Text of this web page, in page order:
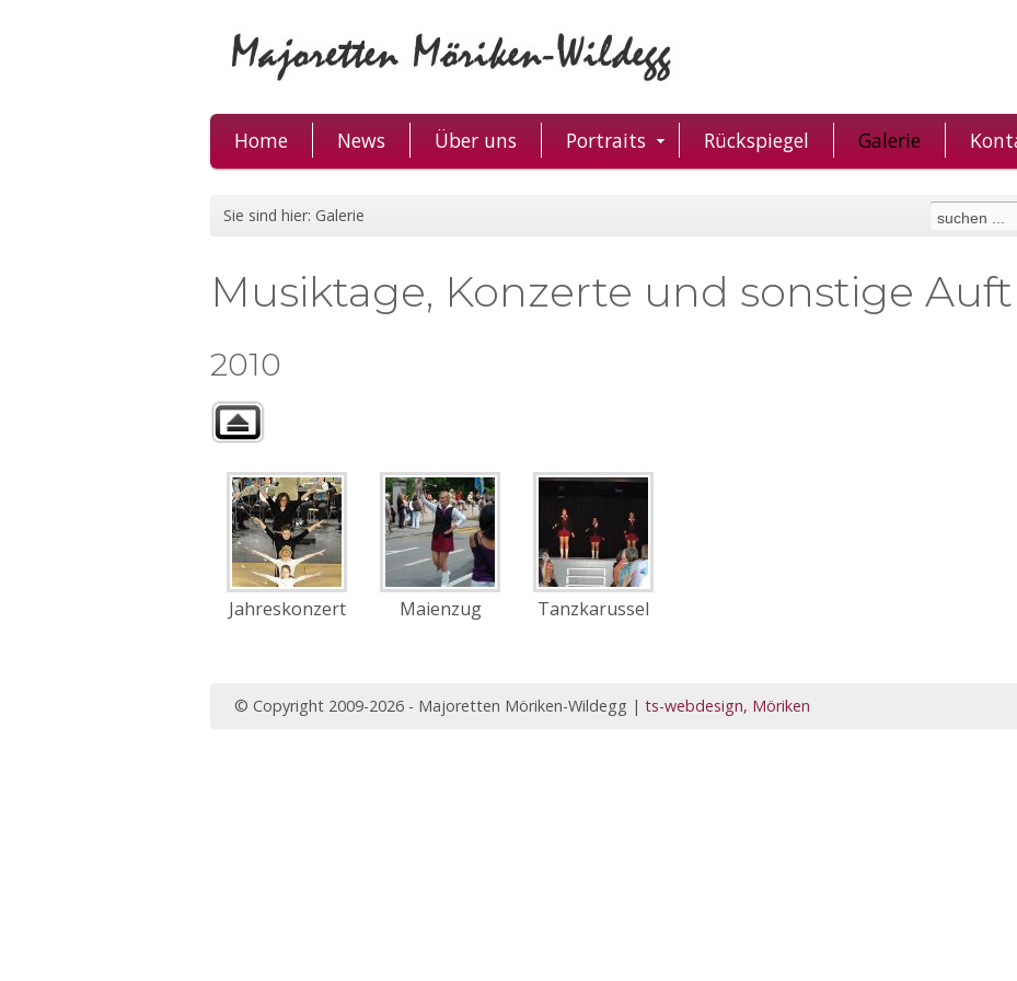
Home News Über uns Portraits Rückspiegel Galerie
Sie sind hier: Galerie
Musiktage, Konzerte und sonstige
2010
Jahreskonzert Maienzug Tanzkarussel
© Copyright 2009-2026 - Majoretten Möriken-Wildegg | ts-webdesign, Möriken